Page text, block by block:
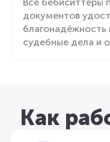
документов
благонадёжность
судебные дела и
Как